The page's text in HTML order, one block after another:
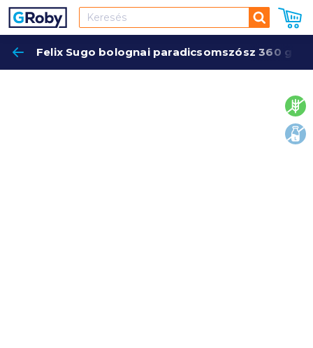
Keresés
Felix Sugo bolognai paradicsomszósz 360 g